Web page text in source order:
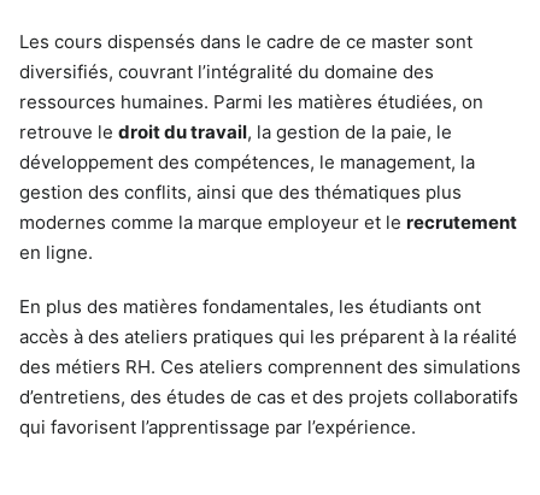
Les cours dispensés dans le cadre de ce master sont
diversifiés, couvrant l’intégralité du domaine des
ressources humaines. Parmi les matières étudiées, on
retrouve le droit du travail, la gestion de la paie, le
développement des compétences, le management, la
gestion des conflits, ainsi que des thématiques plus
modernes comme la marque employeur et le recrutement
en ligne.
En plus des matières fondamentales, les étudiants ont
accès à des ateliers pratiques qui les préparent à la réalité
des métiers RH. Ces ateliers comprennent des simulations
d’entretiens, des études de cas et des projets collaboratifs
qui favorisent l’apprentissage par l’expérience.